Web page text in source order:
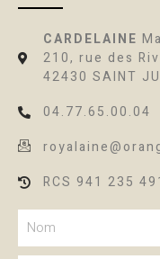
CARDELAINE
210, rue des
42430 SAINT
04.77.65.00.04
RCS 941 235